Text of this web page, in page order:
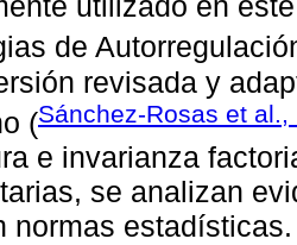
de
revisada y
(Sánchez-Rosas et al.,
e invarianza
se analizan
normas estadísticas.